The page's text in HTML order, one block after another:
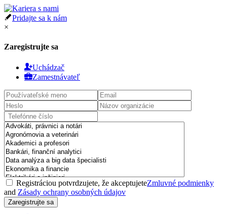
Pridajte sa k nám
×
Zaregistrujte sa
Uchádzač
Zamestnávateľ
Registráciou potvrdzujete, že akceptujeteZmluvné podmienky
and Zásady ochrany osobných údajov